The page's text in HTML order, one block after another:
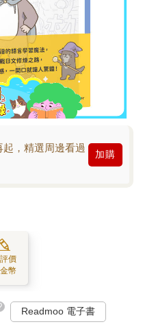
，精選周邊看過
加購
價
幣
Readmoo 電子書